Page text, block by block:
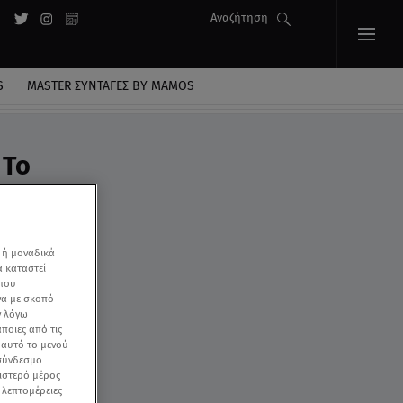
Αναζήτηση
MASTER ΣΥΝΤΑΓΈΣ BY MAMOS
μοναδικά
με σκοπό
λόγω
από τις
αυτό το μενού
μέρος